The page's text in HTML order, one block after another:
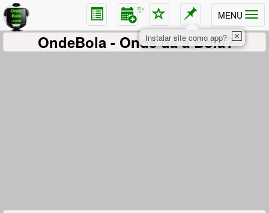
MENU
✨
OndeBola - Onde dá a Bola?✕
Instalar site como app?